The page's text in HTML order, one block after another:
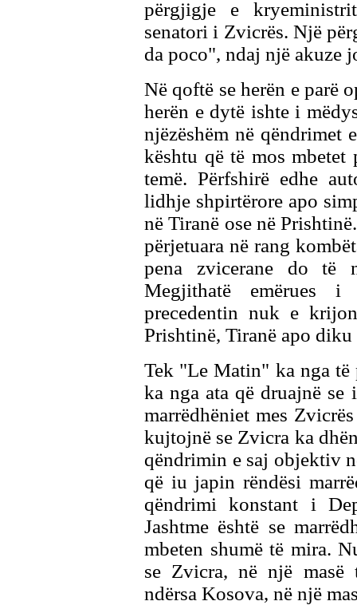
përgjigje e
senatori i Zvicrës. Një
da poco", ndaj një akuze
Në qoftë se herën e parë
herën e dytë ishte i
njëzëshëm në
kështu që të mos mbetet
temë. Përfshirë edhe
lidhje shpirtërore apo
në Tiranë ose në
përjetuara në rang
pena zvicerane do të
Megjithatë emërues i
precedentin nuk e
Prishtinë, Tiranë apo diku
Tek "Le Matin" ka nga të
ka nga ata që druajnë
marrëdhëniet mes
kujtojnë se Zvicra ka
qëndrimin e saj objektiv
që iu japin rëndësi
qëndrimi konstant i
Jashtme është se
mbeten shumë të mira.
se Zvicra, në një masë
ndërsa Kosova, në një